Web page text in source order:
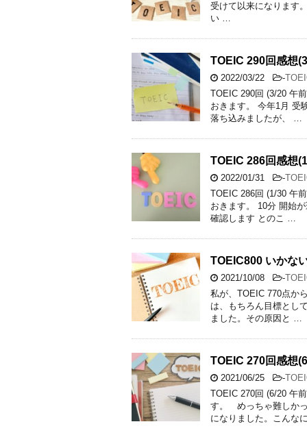
受けて以来になります
い …
TOEIC 290回感想
2022/03/22 -
TOEIC 290回 (3/20 午
おきます。 今年1月 受
落ち込みましたが、 …
TOEIC 286回感想
2022/01/31 -
TOEIC 286回 (1/30 午
おきます。 10分 開始
確認します とのこ …
TOEIC800 いかな
2021/10/08 -
私が、TOEIC 770点か
は、もちろん目標とし
ました。その原因と …
TOEIC 270回感想
2021/06/25 -
TOEIC 270回 (6/20 午
す。 めっちゃ難しか
になりました。こんな